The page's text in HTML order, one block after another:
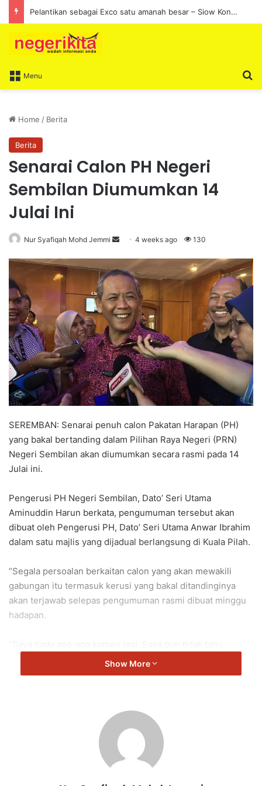
Pelantikan sebagai Exco satu amanah besar – Siow Kong Choon
Menu
Home / Berita
Berita
Senarai Calon PH Negeri
Sembilan Diumumkan 14
Julai Ini
Nur Syafiqah Mohd Jemmi
a
n
e
m
a
l
4 weeks ago 130
SEREMBAN: Senarai penuh calon Pakatan Harapan (PH)
yang bakal bertanding dalam Pilihan Raya Negeri (PRN)
Negeri Sembilan akan diumumkan secara rasmi pada 14
Julai ini.
Pengerusi PH Negeri Sembilan, Dato’ Seri Utama
Aminuddin Harun berkata, pengumuman tersebut akan
dibuat oleh Pengerusi PH, Dato’ Seri Utama Anwar Ibrahim
dalam satu majlis yang dijadual berlangsung di Kuala Pilah.
“Segala persoalan berkaitan calon yang akan mewakili
gabungan itu termasuk kerusi yang bakal ditandinginya
akan terjawab selepas pengumuman rasmi dibuat minggu
hadapan.
tunggu 14 Julai nanti,” katanya.
Tetangga (KRT) Negeri Sembilan Tahun 2026 di sini, hari
Mengulas mengenai beberapa individu yang telah mula
Show More